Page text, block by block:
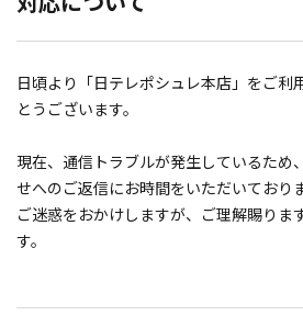
日頃より「日テレポシュレ本店」をご利
とうございます。
現在、通信トラブルが発生しているため
せへのご返信にお時間をいただいておりま
ご迷惑をおかけしますが、ご理解賜りま
す。